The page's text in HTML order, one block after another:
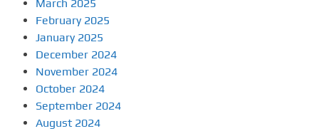
March 2025
February 2025
January 2025
December 2024
November 2024
October 2024
September 2024
August 2024